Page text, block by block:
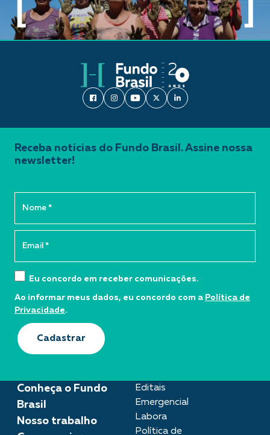
Conheça o Fundo
Brasil
Nosso trabalho
Editais
Emergencial
Labora
Política de
Receba notícias do Fundo Brasil. Assine nossa
newsletter!
Eu concordo em receber comunicações.
Ao informar meus dados, eu concordo com a Política de
Privacidade.
Cadastrar